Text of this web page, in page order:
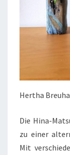
Hertha
Die Hina-
zu einer
Mit